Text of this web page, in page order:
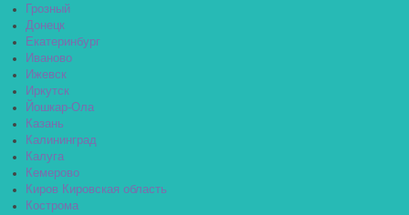
Грозный
Донецк
Екатеринбург
Иваново
Ижевск
Иркутск
Йошкар-Ола
Казань
Калининград
Калуга
Кемерово
Киров Кировская область
Кострома